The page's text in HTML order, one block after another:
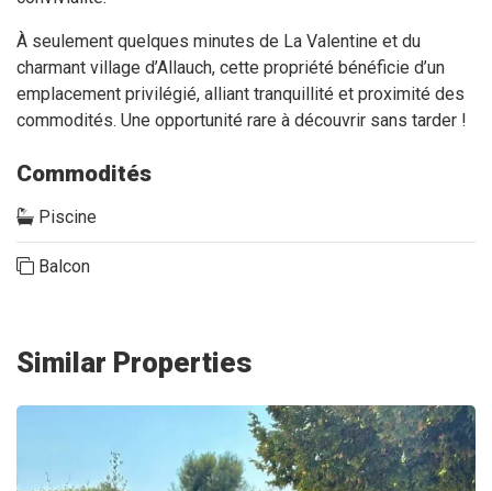
À seulement quelques minutes de La Valentine et du
charmant village d’Allauch, cette propriété bénéficie d’un
emplacement privilégié, alliant tranquillité et proximité des
commodités. Une opportunité rare à découvrir sans tarder !
Commodités
Piscine
Balcon
Similar Properties